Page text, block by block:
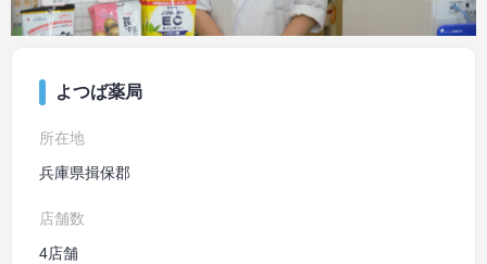
よつば薬局
所在地
兵庫県揖保郡
店舗数
4店舗